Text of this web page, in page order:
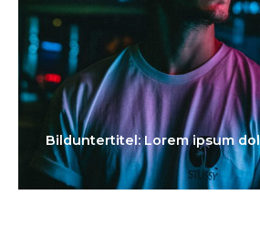
Bilduntertitel: Lorem ipsum